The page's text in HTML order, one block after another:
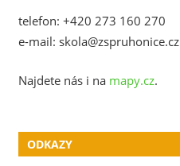
telefon: +420 273 160 270
e-mail: skola@zspruhonice.cz
Najdete nás i na mapy.cz.
ODKAZY